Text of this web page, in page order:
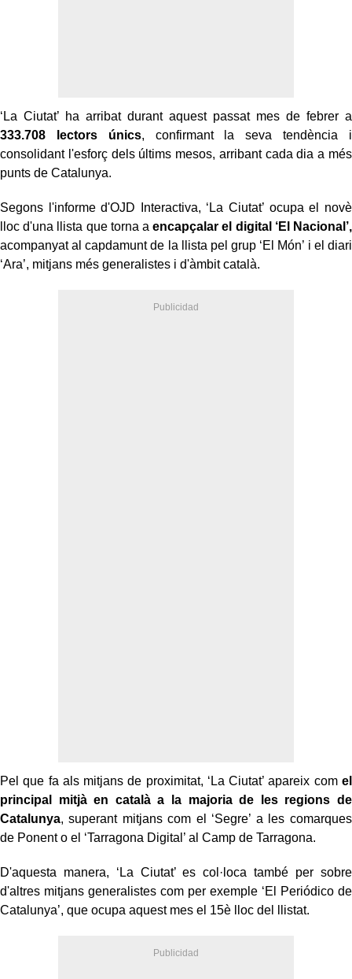
‘La Ciutat’ ha arribat durant aquest passat mes de febrer a
333.708 lectors únics, confirmant la seva tendència i
consolidant l'esforç dels últims mesos, arribant cada dia a més
punts de Catalunya.
Segons l'informe d'OJD Interactiva, ‘La Ciutat’ ocupa el novè
lloc d'una llista que torna aencapçalar el digital ‘El Nacional’,
acompanyat al capdamunt de la llista pel grup ‘El Món’ i el diari
‘Ara’, mitjans més generalistes i d'àmbit català.
Pel que fa als mitjans de proximitat, ‘La Ciutat’ apareix com el
principal mitjà en català a la majoria de les regions de
Catalunya, superant mitjans com el ‘Segre’ a les comarques
de Ponent o el ‘Tarragona Digital’ al Camp de Tarragona.
D'aquesta manera, ‘La Ciutat’ es col·loca també per sobre
d'altres mitjans generalistes com per exemple ‘El Periódico de
Catalunya’, que ocupa aquest mes el 15è lloc del llistat.